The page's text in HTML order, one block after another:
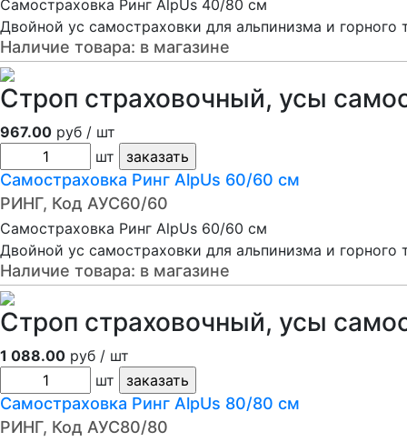
Самостраховка Ринг AlpUs 40/80 см
Двойной ус самостраховки для альпинизма и горного
Наличие товара: в магазине
Строп страховочный, усы
967.00 руб / шт
шт
Самостраховка Ринг AlpUs 60/60 см
РИНГ, Код АУС60/60
Самостраховка Ринг AlpUs 60/60 см
Двойной ус самостраховки для альпинизма и горного
Наличие товара: в магазине
Строп страховочный, усы
1 088.00 руб / шт
шт
Самостраховка Ринг AlpUs 80/80 см
РИНГ, Код АУС80/80